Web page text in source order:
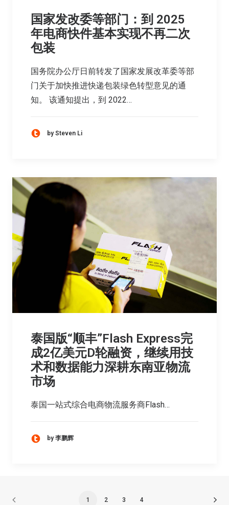
国家发改委等部门：到 2025
年电商快件基本实现不再二次
包装
国务院办公厅日前转发了国家发展改革委等部
门关于加快推进快递包装绿色转型意见的通
知。 该通知提出，到 2022…
by Steven Li
泰国版“顺丰”Flash Express完
成2亿美元D轮融资，继续用技
术和数据能力深耕东南亚物流
市场
泰国一站式综合电商物流服务商Flash…
by 李鹏辉
1 2 3 4